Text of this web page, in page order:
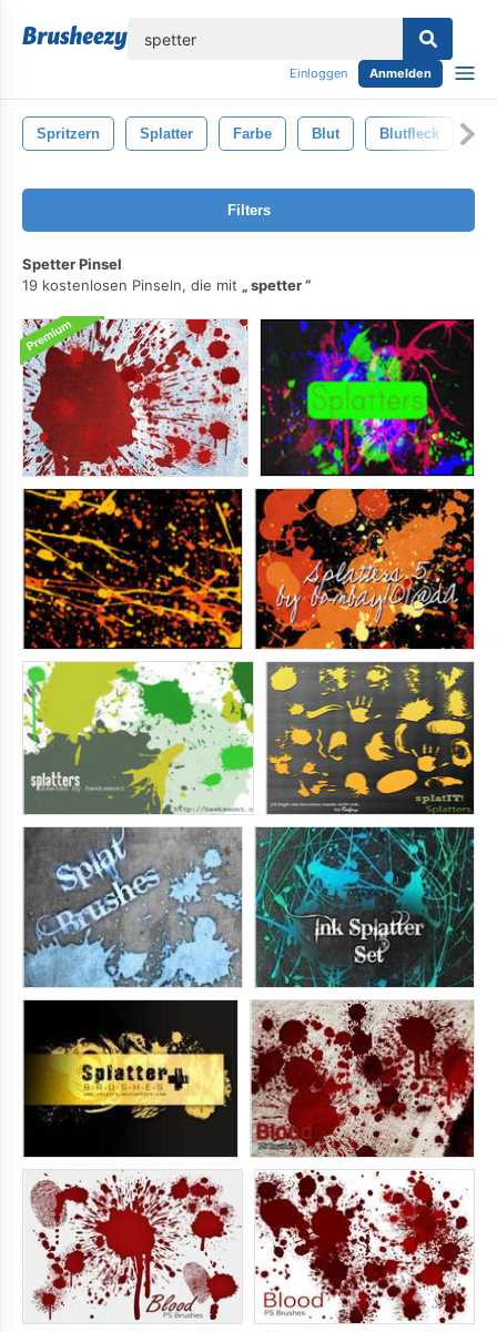
Einloggen Anmelden
Spritzern Splatter Farbe Blut Blutfleck
Filters
Spetter Pinsel
19 kostenlosen Pinseln, die mit
spetter